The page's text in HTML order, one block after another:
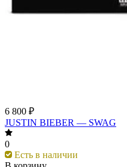
6 800 ₽
JUSTIN BIEBER — SWAG
0
Есть в наличии